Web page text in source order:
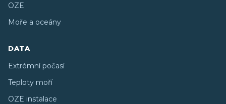
OZE
Moře a oceány
DATA
Extrémní počasí
Teploty moří
OZE instalace